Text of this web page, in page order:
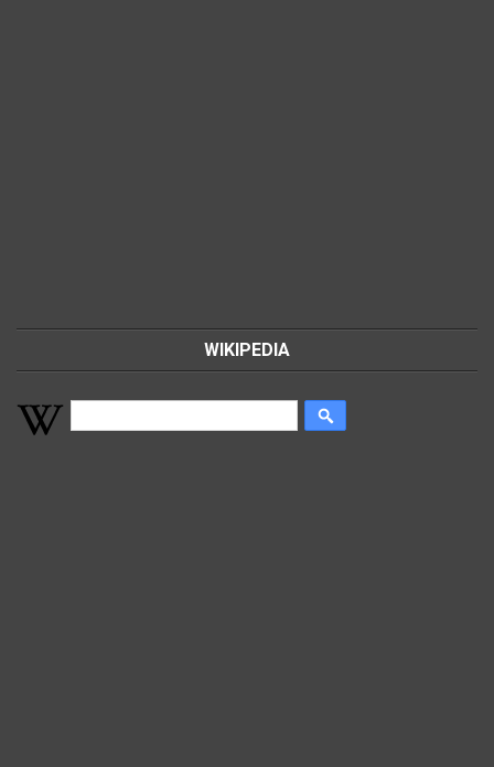
WIKIPEDIA